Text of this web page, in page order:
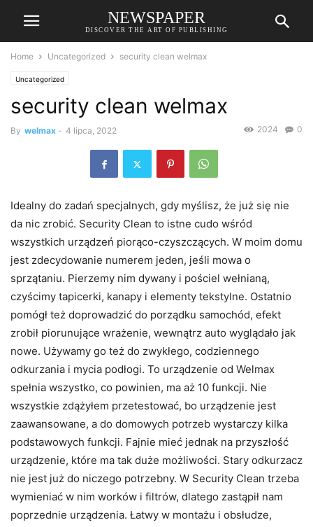
NEWSPAPER
DISCOVER THE ART OF PUBLISHING
Home Uncategorized security clean welmax
Uncategorized
security clean welmax
By welmax - 4 lipca, 2022 0
2024
Idealny do zadań specjalnych, gdy myślisz, że już się nie
da nic zrobić. Security Clean to istne cudo wśród
wszystkich urządzeń piorąco-czyszczących. W moim domu
jest zdecydowanie numerem jeden, jeśli mowa o
sprzątaniu. Pierzemy nim dywany i pościel wełnianą,
czyścimy tapicerki, kanapy i elementy tekstylne. Ostatnio
pomógł też doprowadzić do porządku samochód, efekt
zrobił piorunujące wrażenie, wewnątrz auto wyglądało jak
nowe. Używamy go też do zwykłego, codziennego
odkurzania i mycia podłogi. To urządzenie od Welmax
spełnia wszystko, co powinien, ma aż 10 funkcji. Nie
wszystkie zdążyłem przetestować, bo urządzenie jest
zaawansowane, a do domowych potrzeb wystarczy kilka
podstawowych funkcji. Fajnie mieć jednak na przyszłość
urządzenie, które ma tak duże możliwości. Stary odkurzacz
nie jest już do niczego potrzebny. W Security Clean trzeba
wymieniać w nim worków i filtrów, dlatego zastąpił nam
poprzednie urządzenia. Łatwy w montażu i obsłudze,